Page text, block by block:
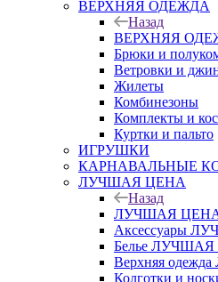
ВЕРХНЯЯ ОДЕЖДА
Назад
ВЕРХНЯЯ
Брюки и
Ветровки и
Жилеты
Комбинезоны
Комплекты и
Куртки и пальто
ИГРУШКИ
КАРНАВАЛЬНЫЕ
ЛУЧШАЯ ЦЕНА
Назад
ЛУЧШАЯ
Аксессуары
Белье
Верхняя
Колготки и